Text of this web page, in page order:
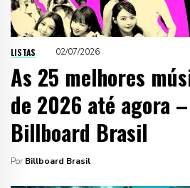
LISTAS 02/07/2026
As 25 melhores
de 2026 até agora
Billboard Brasil
Por Billboard Brasil